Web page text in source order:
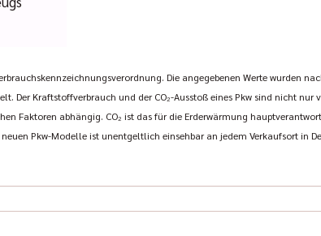
Die angegebenen Werte wurden
Der Kraftstoffverbrauch und der CO₂-Ausstoß eines Pkw sind nicht
Faktoren abhängig. CO₂ ist das für die Erderwärmung
Pkw-Modelle ist unentgeltlich einsehbar an jedem Verkaufsort in